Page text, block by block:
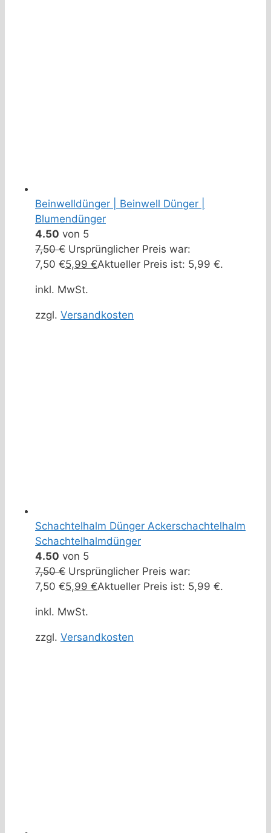
Beinwelldünger | Beinwell Dünger |
Blumendünger
4.50 von 5
7,50€ Ursprünglicher Preis war:
7,50 €5,99 €Aktueller Preis ist: 5,99 €.
inkl. MwSt.
zzgl. Versandkosten
Schachtelhalm Dünger Ackerschachtelhalm
Schachtelhalmdünger
4.50 von 5
7,50€ Ursprünglicher Preis war:
7,50 €5,99 €Aktueller Preis ist: 5,99 €.
inkl. MwSt.
zzgl. Versandkosten